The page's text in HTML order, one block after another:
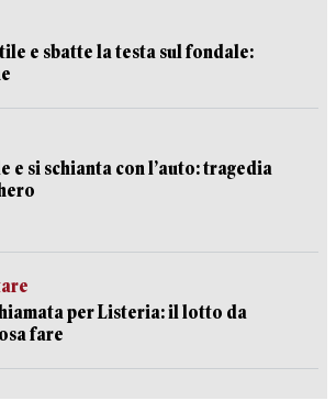
e sbatte la testa sul fondale:
e si schianta con l’auto: tragedia
per Listeria: il lotto da
fare